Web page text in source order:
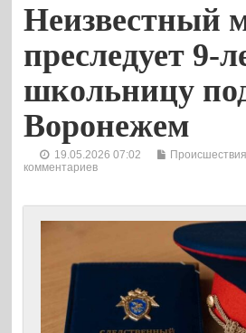
Неизвестный
преследует 9-
школьницу
Воронежем
19.05.2026 07:02
комментариев